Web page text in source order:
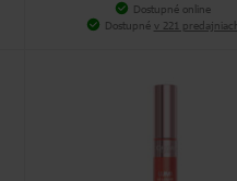
Dostupné online
Dostupné v 221